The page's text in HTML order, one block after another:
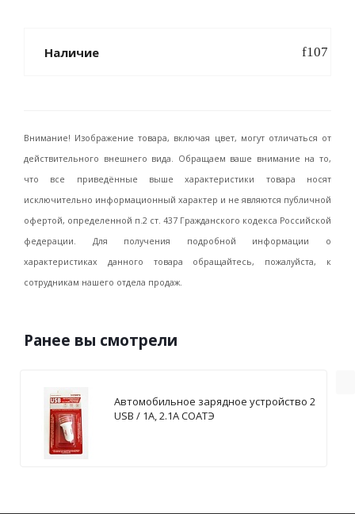
Наличие
Внимание! Изображение товара, включая цвет, могут отличаться от
действительного внешнего вида. Обращаем ваше внимание на то,
что все приведённые выше характеристики товара носят
исключительно информационный характер и не являются публичной
офертой, определенной п.2 ст. 437 Гражданского кодекса Российской
федерации. Для получения подробной информации о
характеристиках данного товара обращайтесь, пожалуйста, к
сотрудникам нашего отдела продаж.
Ранее вы смотрели
Автомобильное зарядное устройство 2
USB / 1А, 2.1А СОАТЭ